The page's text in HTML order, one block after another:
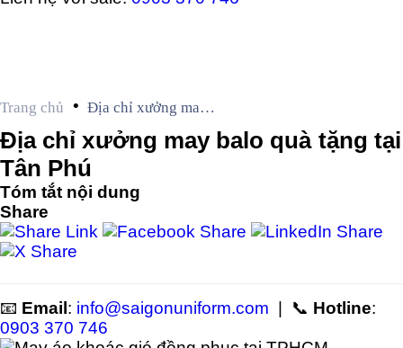
Trang chủ • Địa chỉ xưởng may
balo quà tặng tại Tân
Phú
Địa chỉ xưởng may balo quà tặng tại
Tân Phú
Tóm tắt nội dung
Share
📧 Email : info@saigonuniform.com | 📞 Hotline:
0903 370 746